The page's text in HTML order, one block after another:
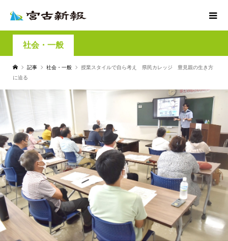
社会・一般
記事 社会・一般
授業スタイルで自ら考え 県民カレッジ 豊見親の生き方
に迫る